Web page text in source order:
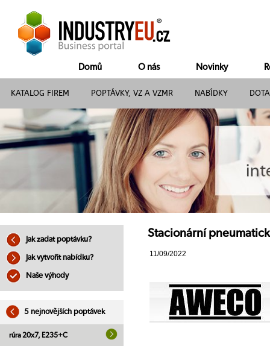
Domů O nás Novinky
KATALOG FIREM POPTÁVKY, VZ A VZMR NABÍDKY
Jak zadat poptávku?
Jak vytvořit nabídku?
Naše výhody
5 nejnovějších poptávek
rúra 20x7, E235+C
Stacionární
11/09/2022